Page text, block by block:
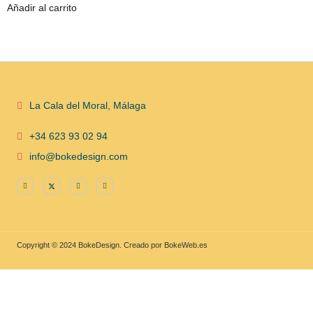
Añadir al carrito
La Cala del Moral, Málaga
+34 623 93 02 94
info@bokedesign.com
Copyright © 2024 BokeDesign. Creado por BokeWeb.es